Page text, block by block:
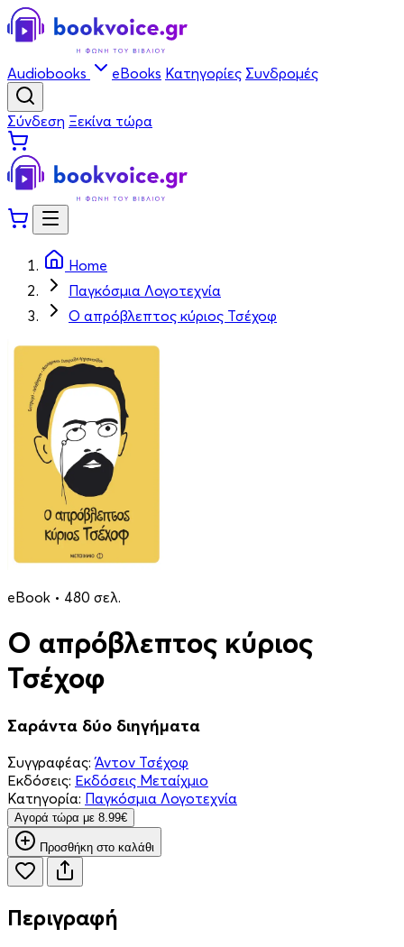
Audiobooks eBooks Κατηγορίες Συνδρομές
Σύνδεση Ξεκίνα τώρα
Home
Παγκόσμια Λογοτεχνία
Ο απρόβλεπτος κύριος Τσέχοφ
eBook • 480 σελ.
Ο απρόβλεπτος κύριος
Τσέχοφ
Σαράντα δύο διηγήματα
Συγγραφέας: Άντον Τσέχοφ
Εκδόσεις: Εκδόσεις Μεταίχμιο
Κατηγορία: Παγκόσμια Λογοτεχνία
Aγορά τώρα με 8.99€
Προσθήκη στο καλάθι
Περιγραφή